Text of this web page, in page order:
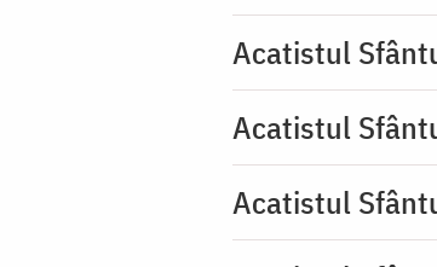
Acatistul
Acatistul
Acatistul